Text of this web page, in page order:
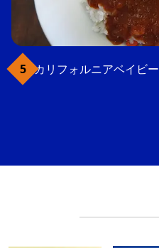
カリフォルニアベイビー